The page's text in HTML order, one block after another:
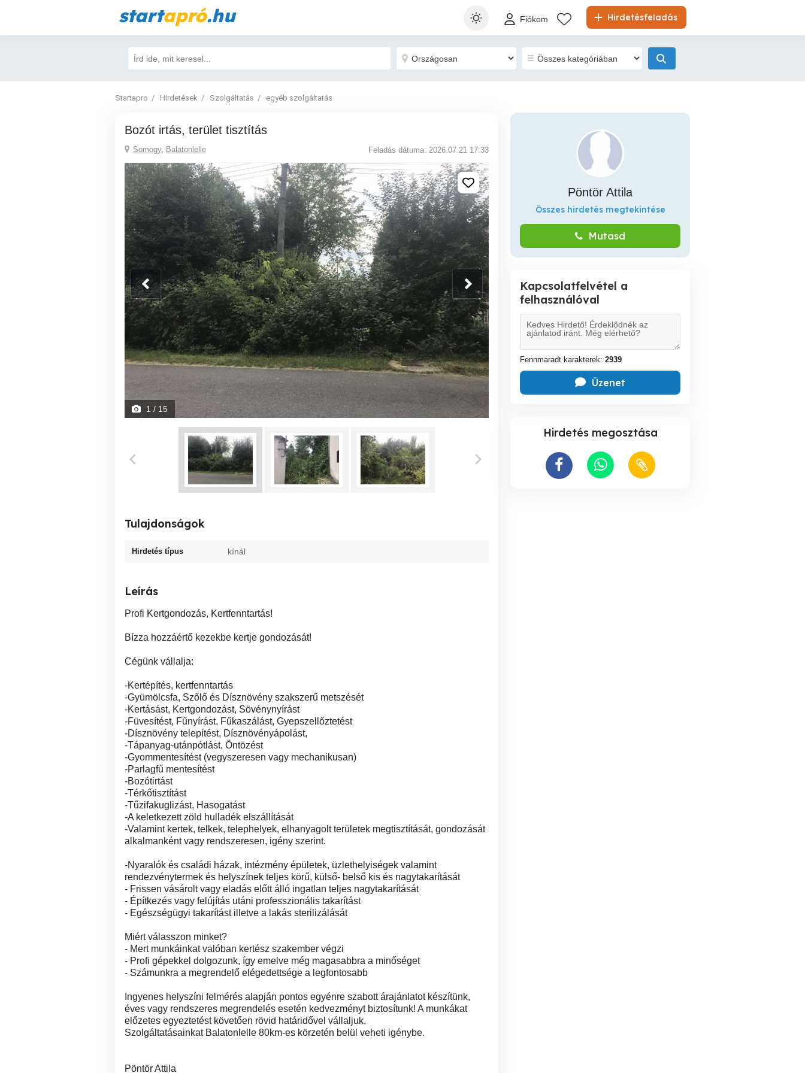
startapró.hu Hirdetésfeladás
Fiókom
Startapro Hirdetések Szolgáltatás egyéb szolgáltatás
Bozót irtás, terület tisztítás
Somogy, Balatonlelle Feladás dátuma: 2026.07.21 17:33
1 / 15
Tulajdonságok
Hirdetés típus kínál
Leírás
Profi Kertgondozás, Kertfenntartás!
Bízza hozzáértő kezekbe kertje gondozását!
Cégünk vállalja:
-Kertépítés, kertfenntartás
-Gyümölcsfa, Szőlő és Dísznövény szakszerű metszését
-Kertásást, Kertgondozást, Sövénynyírást
-Füvesítést, Fűnyírást, Fűkaszálást, Gyepszellőztetést
-Dísznövény telepítést, Dísznövényápolást,
-Tápanyag-utánpótlást, Öntözést
-Gyommentesítést (vegyszeresen vagy mechanikusan)
-Parlagfű mentesítést
-Bozótirtást
-Térkőtisztítást
-Tűzifakuglizást, Hasogatást
-A keletkezett zöld hulladék elszállítását
-Valamint kertek, telkek, telephelyek, elhanyagolt területek megtisztítását, gondozását
alkalmanként vagy rendszeresen, igény szerint.
-Nyaralók és családi házak, intézmény épületek, üzlethelyiségek valamint
rendezvénytermek és helyszínek teljes körű, külső- belső kis és nagytakarítását
- Frissen vásárolt vagy eladás előtt álló ingatlan teljes nagytakarítását
- Építkezés vagy felújítás utáni professzionális takarítást
- Egészségügyi takarítást illetve a lakás sterilizálását
Miért válasszon minket?
- Mert munkáinkat valóban kertész szakember végzi
- Profi gépekkel dolgozunk, így emelve még magasabbra a minőséget
- Számunkra a megrendelő elégedettsége a legfontosabb
Ingyenes helyszíni felmérés alapján pontos egyénre szabott árajánlatot készítünk,
éves vagy rendszeres megrendelés esetén kedvezményt biztosítunk! A munkákat
előzetes egyeztetést követően rövid határidővel vállaljuk.
Szolgáltatásainkat Balatonlelle 80km-es körzetén belül veheti igénybe.
Pöntör Attila
Pöntör Attila
Összes hirdetés megtekintése
Mutasd
Kapcsolatfelvétel a
felhasználóval
Fennmaradt karakterek: 2939
Üzenet
Hirdetés megosztása